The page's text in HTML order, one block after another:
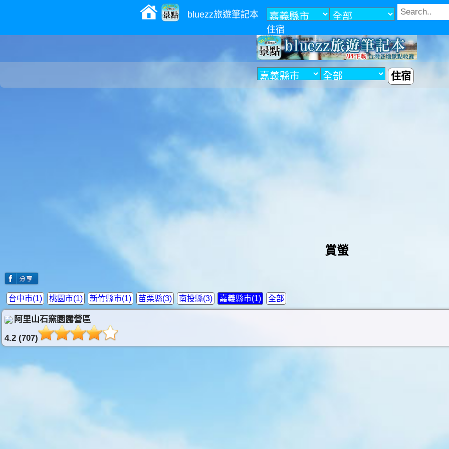
bluezz旅遊筆記本
住宿
住宿
賞螢
全部
台中市(1) 桃園市(1) 新竹縣市(1) 苗栗縣(3) 南投縣(3) 嘉義縣市(1)
阿里山石窯園露營區
4.2 (707)